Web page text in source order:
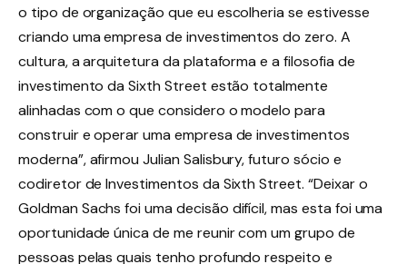
o tipo de organização que eu escolheria se estivesse
criando uma empresa de investimentos do zero. A
cultura, a arquitetura da plataforma e a filosofia de
investimento da Sixth Street estão totalmente
alinhadas com o que considero o modelo para
construir e operar uma empresa de investimentos
moderna”, afirmou Julian Salisbury, futuro sócio e
codiretor de Investimentos da Sixth Street. “Deixar o
Goldman Sachs foi uma decisão difícil, mas esta foi uma
oportunidade única de me reunir com um grupo de
pessoas pelas quais tenho profundo respeito e